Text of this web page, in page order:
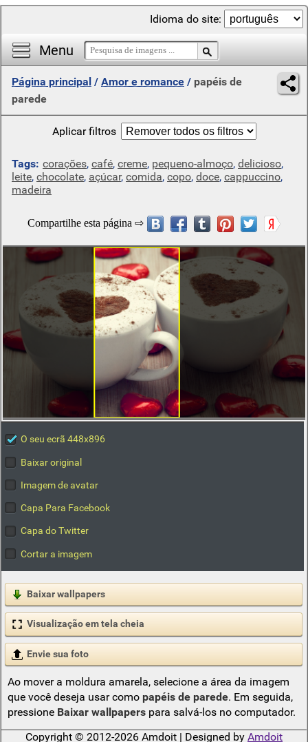
Menu
Idioma do site:
Página principal / Amor e romance / papéis de
parede
Aplicar filtros
Tags: corações, café, creme, pequeno-almoço, delicioso,
leite, chocolate, açúcar, comida, copo, doce, cappuccino,
madeira
O seu ecrã 448x896
Baixar original
Imagem de avatar
Capa Para Facebook
Capa do Twitter
Cortar a imagem
Baixar wallpapers
Visualização em tela cheia
Envie sua foto
Ao mover a moldura amarela, selecione a área da imagem
que você deseja usar como papéis de parede. Em seguida,
pressione Baixar wallpaperspara salvá-los no computador.
Copyright © 2012-2026 Amdoit | Designed by Amdoit